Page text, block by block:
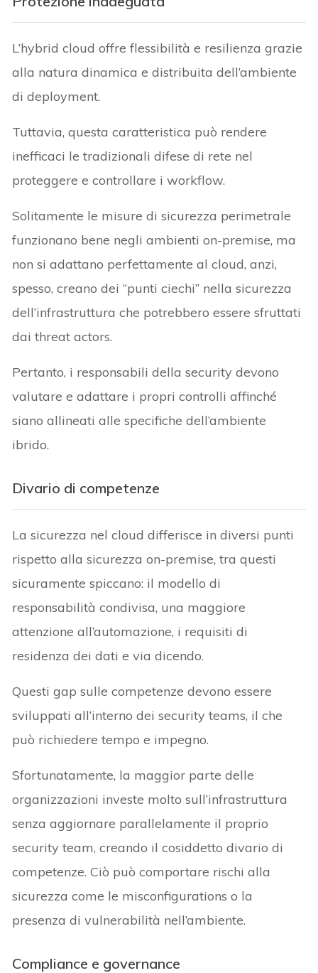
L’hybrid cloud offre flessibilità e resilienza grazie
alla natura dinamica e distribuita dell’ambiente
di deployment.
Tuttavia, questa caratteristica può rendere
inefficaci le tradizionali difese di rete nel
proteggere e controllare i workflow.
Solitamente le misure di sicurezza perimetrale
funzionano bene negli ambienti on-premise, ma
non si adattano perfettamente al cloud, anzi,
spesso, creano dei “punti ciechi” nella sicurezza
dell’infrastruttura che potrebbero essere sfruttati
dai threat actors.
Pertanto, i responsabili della security devono
valutare e adattare i propri controlli affinché
siano allineati alle specifiche dell’ambiente
ibrido.
Divario di competenze
La sicurezza nel cloud differisce in diversi punti
rispetto alla sicurezza on-premise, tra questi
sicuramente spiccano: il modello di
responsabilità condivisa, una maggiore
attenzione all’automazione, i requisiti di
residenza dei dati e via dicendo.
Questi gap sulle competenze devono essere
sviluppati all’interno dei security teams, il che
può richiedere tempo e impegno.
Sfortunatamente, la maggior parte delle
organizzazioni investe molto sull’infrastruttura
senza aggiornare parallelamente il proprio
security team, creando il cosiddetto divario di
competenze. Ciò può comportare rischi alla
sicurezza come le misconfigurations o la
presenza di vulnerabilità nell’ambiente.
Compliance e governance